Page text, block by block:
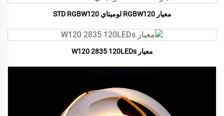
معيار RGBW120 لوميتاي STD RGBW120
معيار W120 2835 120LEDs